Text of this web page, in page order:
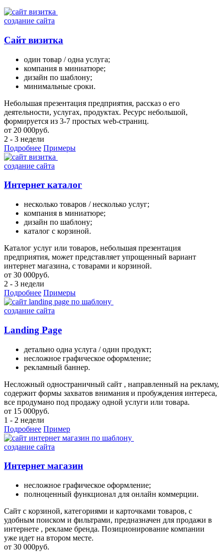
создание сайта
Сайт визитка
один товар / одна услуга;
компания в миниатюре;
дизайн по шаблону;
минимальные сроки.
Небольшая презентация предприятия, рассказ о его
деятельности, услугах, продуктах. Ресурс небольшой,
формируется из 3-7 простых web-страниц.
от 20 000руб.
2 - 3 недели
Подробнее Примеры
создание сайта
Интернет каталог
несколько товаров / несколько услуг;
компания в миниатюре;
дизайн по шаблону;
каталог с корзиной.
Каталог услуг или товаров, небольшая презентация
предприятия, может представляет упрощенный вариант
интернет магазина, с товарами и корзиной.
от 30 000руб.
2 - 3 недели
Подробнее Примеры
создание сайта
Landing Page
детально одна услуга / один продукт;
несложное графическое оформление;
рекламный баннер.
Несложный одностраничный сайт , направленный на рекламу,
содержит формы захватов внимания и пробуждения интереса,
все продумано под продажу одной услуги или товара.
от 15 000руб.
1 - 2 недели
Подробнее Пример
создание сайта
Интернет магазин
несложное графическое оформление;
полноценный функционал для онлайн коммерции.
Сайт с корзиной, категориями и карточками товаров, с
удобным поиском и фильтрами, предназначен для продажи в
интернете , рекламе бренда. Позиционирование компании
уже идет на втором месте.
от 30 000руб.